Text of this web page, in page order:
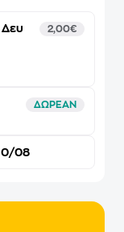
2,00€
ΔΩΡΕΑΝ
08